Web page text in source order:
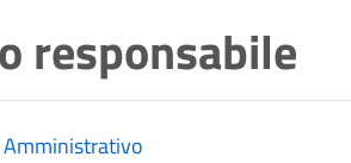
responsabile
Amministrativo